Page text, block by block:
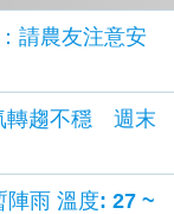
請農友注意安
轉趨不穩 週末
陣雨 溫度: 27 ~